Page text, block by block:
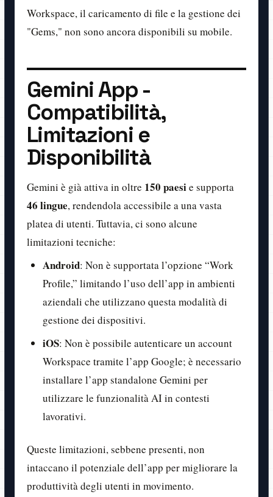
Workspace, il caricamento di file e la gestione dei
"Gems," non sono ancora disponibili su mobile.
Gemini App -
Compatibilità,
Limitazioni e
Disponibilità
Gemini è già attiva in oltre 150 paesie supporta
46 lingue, rendendola accessibile a una vasta
platea di utenti. Tuttavia, ci sono alcune
limitazioni tecniche:
Android: Non è supportata l’opzione “Work
Profile,” limitando l’uso dell’app in ambienti
aziendali che utilizzano questa modalità di
gestione dei dispositivi.
iOS: Non è possibile autenticare un account
Workspace tramite l’app Google; è necessario
installare l’app standalone Gemini per
utilizzare le funzionalità AI in contesti
lavorativi.
Queste limitazioni, sebbene presenti, non
intaccano il potenziale dell’app per migliorare la
produttività degli utenti in movimento.